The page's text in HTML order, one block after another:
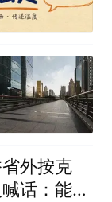
外按克
话：能不